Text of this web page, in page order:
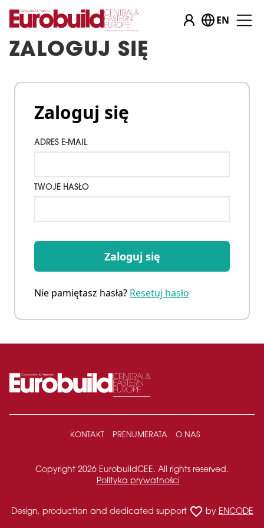
EN
ZALOGUJ SIĘ
Zaloguj się
ADRES E-MAIL
TWOJE HASŁO
Zaloguj się
Nie pamiętasz hasła? Resetuj hasło
KONTAKT PRENUMERATA O NAS
Copyright 2026 EurobuildCEE. All rights reserved.
Polityka prywatności
Design, production and dedicated support favorite_border by ENCODE